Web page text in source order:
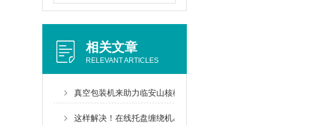
相关文章
RELEVANT ARTICLES
真空包装机来助力临安山核桃上市
这样解决！在线托盘缠绕机易产生的故障